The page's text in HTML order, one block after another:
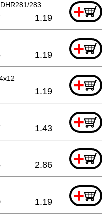
283 +
1.19
+
1.19
+
1.19
+
1.43
+
2.86
+
1.19